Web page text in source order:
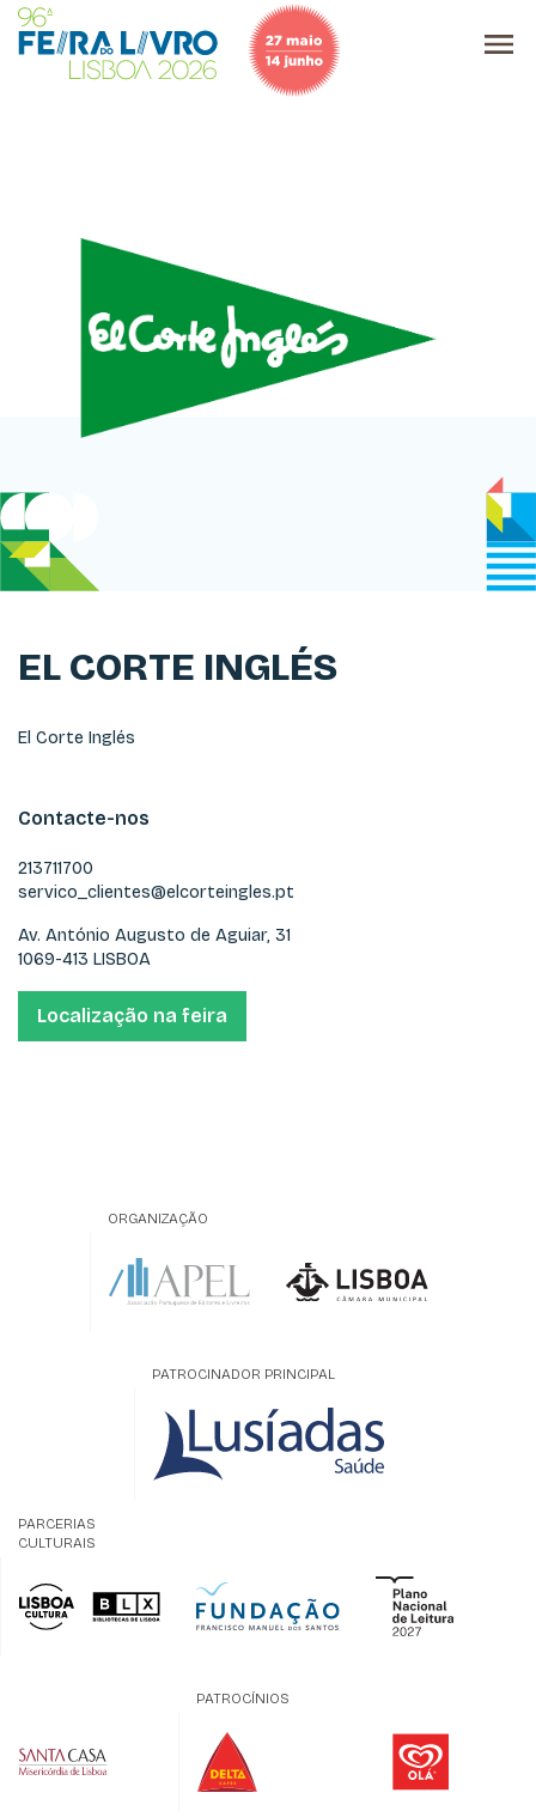
EL CORTE INGLÉS
El Corte Inglés
Contacte-nos
213711700
servico_clientes@elcorteingles.pt
Av. António Augusto de Aguiar, 31
1069-413 LISBOA
Localização na feira
ORGANIZAÇÃO
PATROCINADOR PRINCIPAL
PARCERIAS
CULTURAIS
PATROCÍNIOS